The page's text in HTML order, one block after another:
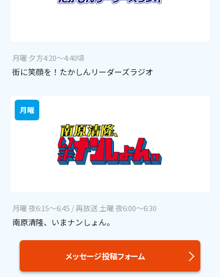
月曜 夕方4:20～4:40頃
街に笑顔を！たかしんリーダーズラジオ
月曜
月曜 夜6:15～6:45 / 再放送 土曜 夜6:00～6:30
南原清隆、いまナンしょん。
メッセージ投稿フォーム